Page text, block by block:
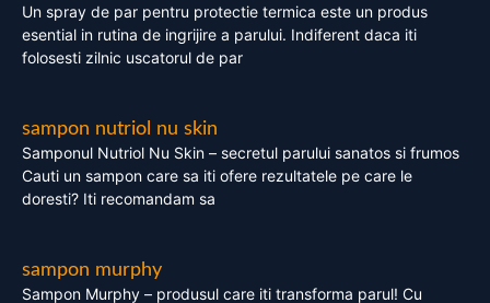
Un spray de par pentru protectie termica este un produs
esential in rutina de ingrijire a parului. Indiferent daca iti
folosesti zilnic uscatorul de par
sampon nutriol nu skin
Samponul Nutriol Nu Skin – secretul parului sanatos si frumos
Cauti un sampon care sa iti ofere rezultatele pe care le
doresti? Iti recomandam sa
sampon murphy
Sampon Murphy – produsul care iti transforma parul! Cu